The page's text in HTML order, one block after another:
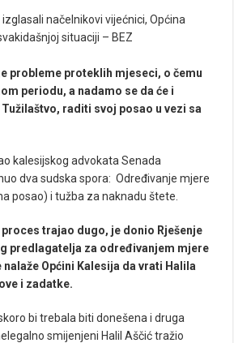
načelnikovi vijećnici, Općina
situaciji – BEZ
probleme proteklih mjeseci, o čemu
periodu, a nadamo se da će i
raditi svoj posao u vezi sa
kalesijskog advokata Senada
dva sudska spora: Određivanje mjere
posao) i tužba za naknadu štete.
trajao dugo, je donio Rješenje
predlagatelja za određivanjem mjere
Općini Kalesija da vrati Halila
i zadatke.
bi trebala biti donešena i druga
smijenjeni Halil Aščić tražio